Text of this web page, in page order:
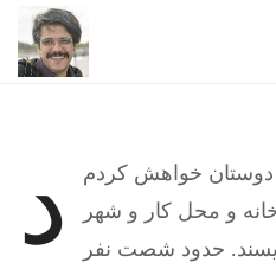
د
خواهش کردم
و محل کار و شهر
حدود شصت نفر